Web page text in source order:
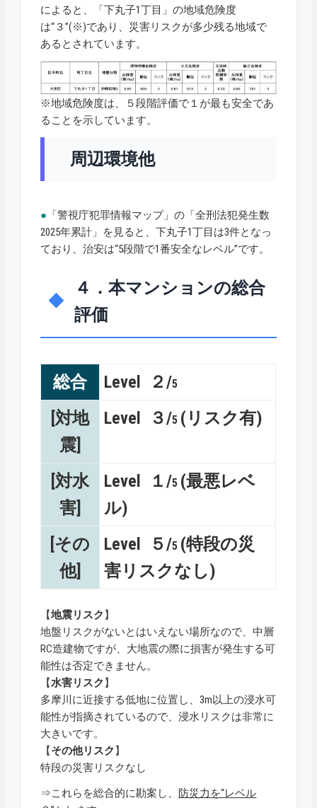
によると、「下丸子1丁目」の地域危険度
は“３”(※)であり、災害リスクが多少残る地域で
あるとされています。
※地域危険度は、５段階評価で１が最も安全であ
ることを示しています。
周辺環境他
● 「警視庁犯罪情報マップ」の「全刑法犯発生数
2025年累計」を見ると、下丸子1丁目は3件となっ
ており、治安は“5段階で1番安全なレベル”です。
４．本マンションの総合
評価
総合 Level ２/5
[対地
震]
Level ３/5 (リスク有)
[対水
害]
Level １/5 (最悪レベ
ル)
[その
他]
Level ５/5 (特段の災
害リスクなし)
【地震リスク 】
地盤リスクがないとはいえない場所なので、中層
RC造建物ですが、大地震の際に損害が発生する可
能性は否定できません。
【水害リスク 】
多摩川に近接する低地に位置し、3m以上の浸水可
能性が指摘されているので、浸水リスクは非常に
大きいです。
【その他リスク 】
特段の災害リスクなし
⇒これらを総合的に勘案し、 防災力を“レベル